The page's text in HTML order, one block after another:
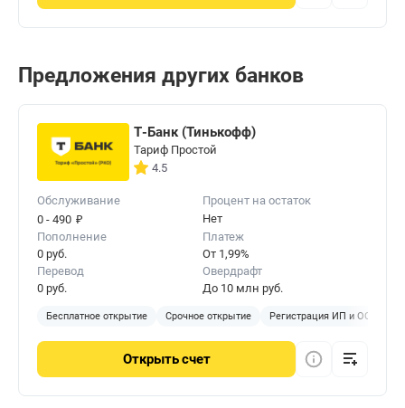
Предложения других банков
Т-Банк (Тинькофф)
Тариф Простой
4.5
Обслуживание
0 - 490 ₽
Процент на остаток
Нет
Пополнение
0 руб.
Платеж
От 1,99%
Перевод
0 руб.
Овердрафт
До 10 млн руб.
Бесплатное открытие Срочное открытие Регистрация ИП и ООО
Открытьсчет